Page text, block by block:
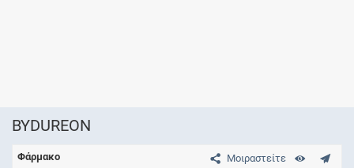
BYDUREON
Μοιραστείτε
Φάρμακο